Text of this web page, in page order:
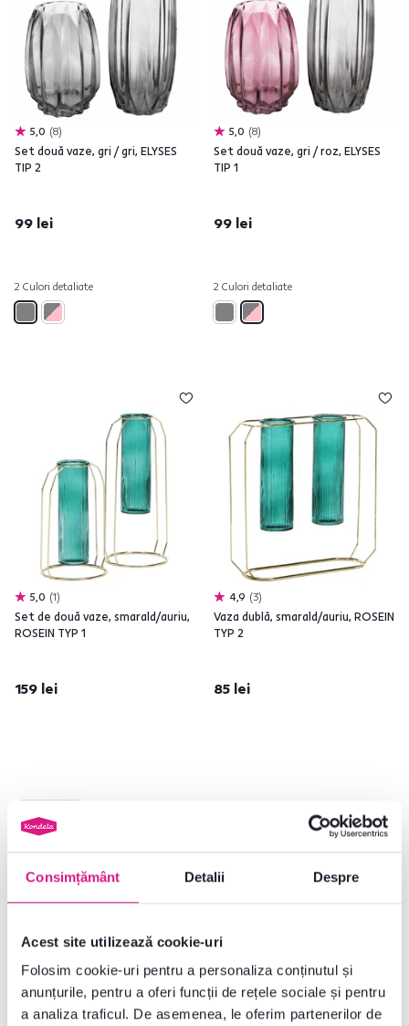
Consimțământ Detalii Despre
Acest site utilizează cookie-uri
Folosim cookie-uri pentru a personaliza conținutul și
anunțurile, pentru a oferi funcții de rețele sociale și pentru
a analiza traficul. De asemenea, le oferim partenerilor de
5,0 8
Set două vaze, gri / gri, ELYSES
TIP 2
99 lei
2 Culori detaliate
5,0 8
Set două vaze, gri / roz, ELYSES
TIP 1
99 lei
2 Culori detaliate
5,0 1
Set de două vaze, smarald/auriu,
ROSEIN TYP 1
159 lei
4,9 3
Vaza dublă, smarald/auriu, ROSEIN
TYP 2
85 lei
3